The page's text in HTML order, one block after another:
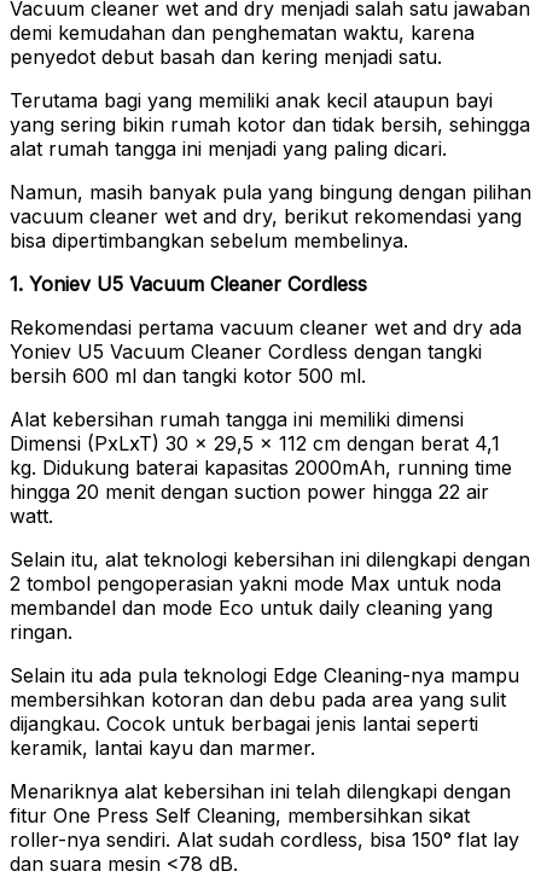
Vacuum cleaner wet and dry menjadi salah satu jawaban
demi kemudahan dan penghematan waktu, karena
penyedot debut basah dan kering menjadi satu.
Terutama bagi yang memiliki anak kecil ataupun bayi
yang sering bikin rumah kotor dan tidak bersih, sehingga
alat rumah tangga ini menjadi yang paling dicari.
Namun, masih banyak pula yang bingung dengan pilihan
vacuum cleaner wet and dry, berikut rekomendasi yang
bisa dipertimbangkan sebelum membelinya.
1. Yoniev U5 Vacuum Cleaner Cordless
Rekomendasi pertama vacuum cleaner wet and dry ada
Yoniev U5 Vacuum Cleaner Cordless dengan tangki
bersih 600 ml dan tangki kotor 500 ml.
Alat kebersihan rumah tangga ini memiliki dimensi
Dimensi (PxLxT) 30 x 29,5 x 112 cm dengan berat 4,1
kg. Didukung baterai kapasitas 2000mAh, running time
hingga 20 menit dengan suction power hingga 22 air
watt.
Selain itu, alat teknologi kebersihan ini dilengkapi dengan
2 tombol pengoperasian yakni mode Max untuk noda
membandel dan mode Eco untuk daily cleaning yang
ringan.
Selain itu ada pula teknologi Edge Cleaning-nya mampu
membersihkan kotoran dan debu pada area yang sulit
dijangkau. Cocok untuk berbagai jenis lantai seperti
keramik, lantai kayu dan marmer.
Menariknya alat kebersihan ini telah dilengkapi dengan
fitur One Press Self Cleaning, membersihkan sikat
roller-nya sendiri. Alat sudah cordless, bisa 150° flat lay
dan suara mesin <78 dB.